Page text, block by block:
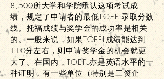
8,500所大学和学院承认这项考试成
绩，规定了申请者的最低TOEFL录取分数
线。托福成绩与奖学金的成功率是相关
的。一般来说，如果TOEFL成绩能达到
110分左右，则申请奖学金的机会就更
大了。在国内，TOEFL亦是英语水平的一
种证明，有一些单位（特别是三资企